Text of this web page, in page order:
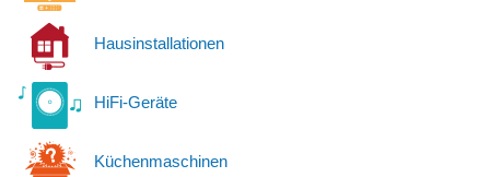
Hausinstallationen
HiFi-Geräte
Küchenmaschinen